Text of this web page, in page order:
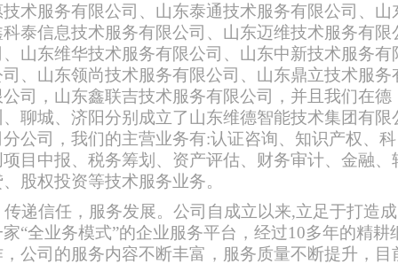
技术服务有限公司、山东泰通技术服务有限公司、山
科泰信息技术服务有限公司、山东迈维技术服务有限
、山东维华技术服务有限公司、山东中新技术服务有
司、山东领尚技术服务有限公司、山东鼎立技术服务
公司，山东鑫联吉技术服务有限公司，并且我们在德
、聊城、济阳分别成立了山东维德智能技术集团有限
分公司，我们的主营业务有:认证咨询、知识产权、科
项目中报、税务筹划、资产评估、财务审计、金融、
股权投资等技术服务业务。
递信任，服务发展。公司自成立以来,立足于打造成
“全业务模式”的企业服务平台 ，经过10多年的精耕
，公司的服务内容不断丰富，服务质量不断提升，目